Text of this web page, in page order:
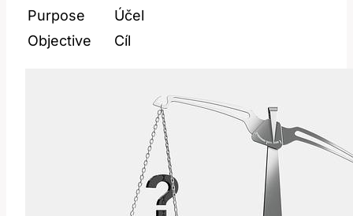
Purpose
Účel
Objective
Cíl